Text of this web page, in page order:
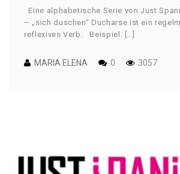
Eine alphabetische Serie von Just
– „sich duschen“ Ducharse ist ein
reflexives Verb. Beispiel: […]
MARIA ELENA 0 3057